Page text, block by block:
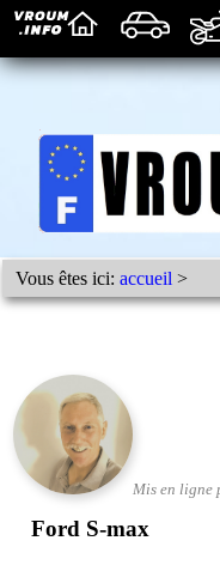
Vous êtes ici:accueil >
Mis en ligne
Ford S-max